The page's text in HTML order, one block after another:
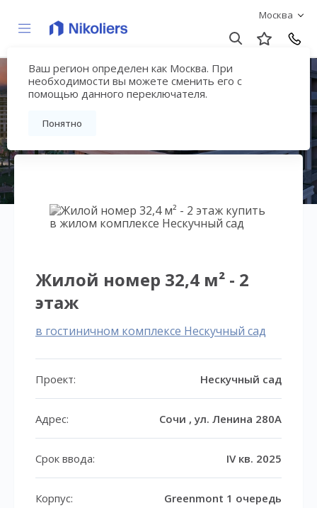
Москва
Ваш регион определен как Москва. При
необходимости вы можете сменить его с
помощью данного переключателя.
Понятно
Нескучный сад
Вернуться на страницу гостиничного
Жилой номер 32,4 м² - 2
этаж
в гостиничном комплексе Нескучный сад
Проект: Нескучный сад
Адрес: Сочи , ул. Ленина 280А
Срок ввода: IV кв. 2025
Корпус: Greenmont 1 очередь